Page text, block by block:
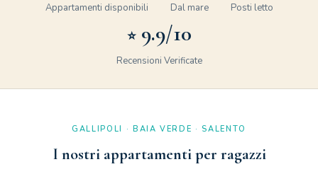
Appartamenti disponibili Dal mare Posti letto
⭐9.9/10
Recensioni Verificate
GALLIPOLI · BAIA VERDE · SALENTO
I nostri appartamenti per ragazzi